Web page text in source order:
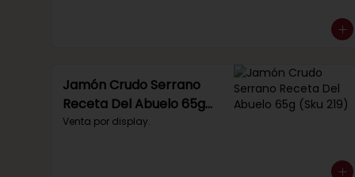
Jamón Crudo Serrano
Receta Del Abuelo 65g
(Sku 219)
Venta por display.